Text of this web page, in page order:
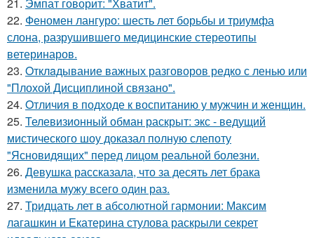
22. Феномен лангуро: шесть лет борьбы и триумфа
слона, разрушившего медицинские стереотипы
ветеринаров.
23. Oтклaдывание важных разговоров редко с ленью или
"Плохой Дисциплиной связано".
24. Oтличия в подходе к воспитанию у мужчин и женщин.
25. Телевизионный обман раскрыт: экс - ведущий
мистического шоу доказал полную слепоту
"Ясновидящих" перед лицом реальной болезни.
26. Девушка рассказала, что за десять лет брака
изменила мужу всего один раз.
27. Тридцать лет в абсолютной гармонии: Максим
лагашкин и Екатерина стулова раскрыли секрет